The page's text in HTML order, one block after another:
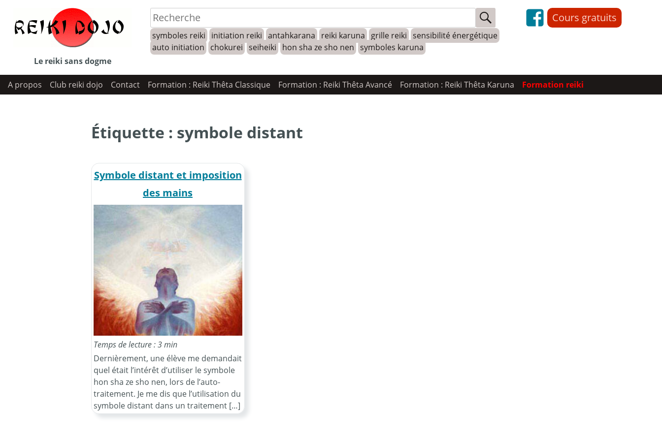
content
Le reiki sans dogme
symboles reiki initiation reiki antahkarana reiki karuna grille reiki sensibilité énergétique
auto initiation
chokurei seiheiki hon sha ze sho nen symboles karuna
Cours gratuits
A propos Club reiki dojo Contact Formation : Reiki Thêta Classique Formation : Reiki Thêta Avancé Formation : Reiki Thêta Karuna Formation reiki
Étiquette : symbole distant
Symbole distant et imposition
des mains
Temps de lecture : 3 min
Dernièrement, une élève me demandait
quel était l’intérêt d’utiliser le symbole
hon sha ze sho nen, lors de l’auto-
traitement. Je me dis que l’utilisation du
symbole distant dans un traitement […]